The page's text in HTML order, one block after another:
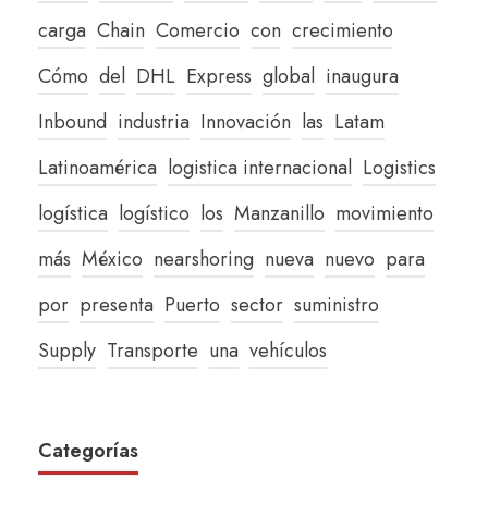
carga Chain Comercio con crecimiento
Cómo del DHL Express global inaugura
Inbound industria Innovación las Latam
Latinoamérica logistica internacional Logistics
logística logístico los Manzanillo movimiento
más México nearshoring nueva nuevo para
por presenta Puerto sector suministro
Supply Transporte una vehículos
Categorías